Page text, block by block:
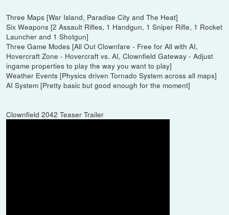
Three Maps [War Island, Paradise City and The Heat]
Six Weapons [2 Assault Rifles, 1 Handgun, 1 Sniper Rifle, 1 Rocket
Launcher and 1 Shotgun]
Three Game Modes [All Out Clownfare - Free for All with AI,
Hovercraft Zone - Hovercraft vs. AI, Clownfield Gateway - Adjust
ingame properties to play the way you want to play]
Weather Events [Physics driven Tornado System across all maps]
AI System [Pretty basic but good enough for the moment]
Clownfield 2042 Teaser Trailer